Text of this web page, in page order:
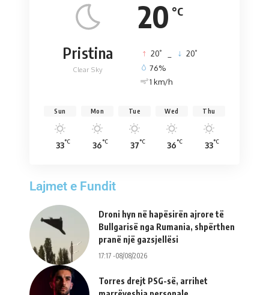
20 °C
Pristina
Clear Sky
20° 20°
76%
1 km/h
Sun
33°C
Mon
36°C
Tue
37°C
Wed
36°C
Thu
33°C
Lajmet e Fundit
Droni hyn në hapësirën ajrore të
Bullgarisë nga Rumania, shpërthen
pranë një gazsjellësi
17:17 -08/08/2026
Torres drejt PSG-së, arrihet